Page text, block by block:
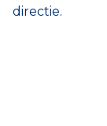
directie.